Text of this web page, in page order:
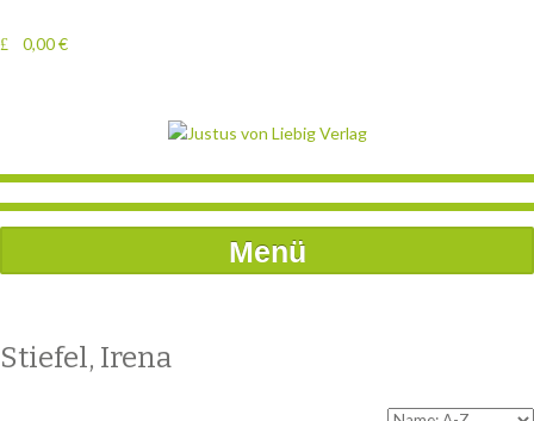
0,00€
Menü
Stiefel, Irena